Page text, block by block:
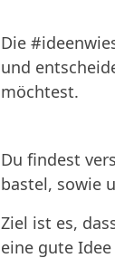
Die
und
möchtest.
Du findest
bastel, sowie
Ziel ist es,
eine gute